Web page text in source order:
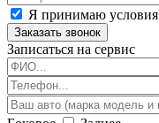
Я принимаю условия
Заказать звонок
Записаться на сервис